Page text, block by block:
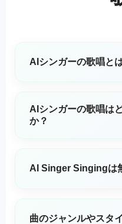
AIシンガーの歌唱と
できる最先端の音声合
て、テキストの歌詞を
AIシンガーの歌唱は
か？
AI Singer Singingは、
機械学習モデルを使用
スト、音符、声の特徴
唱パフォーマンスを生
アルな歌声を作り出し
AI Singer Singingは
ョンを提供します: 無料
曲のジャンルやスタ